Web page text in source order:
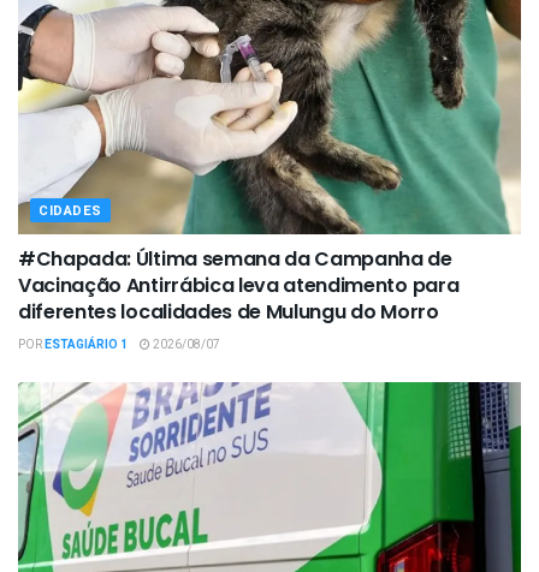
CIDADES
#Chapada: Última semana da Campanha de
Vacinação Antirrábica leva atendimento para
diferentes localidades de Mulungu do Morro
PORESTAGIÁRIO 1 2026/08/07